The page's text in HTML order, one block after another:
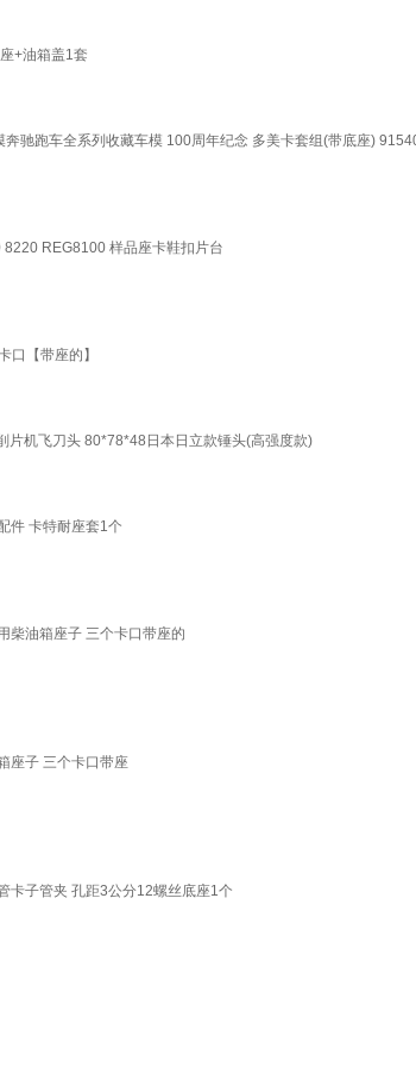
+油箱盖1套
驰跑车全系列收藏车模 100周年纪念 多美卡套组(带底座)
REG8100 样品座卡鞋扣片台
口【带座的】
片机飞刀头 80*78*48日本日立款锤头(高强度款)
件 卡特耐座套1个
柴油箱座子 三个卡口带座的
座子 三个卡口带座
卡子管夹 孔距3公分12螺丝底座1个